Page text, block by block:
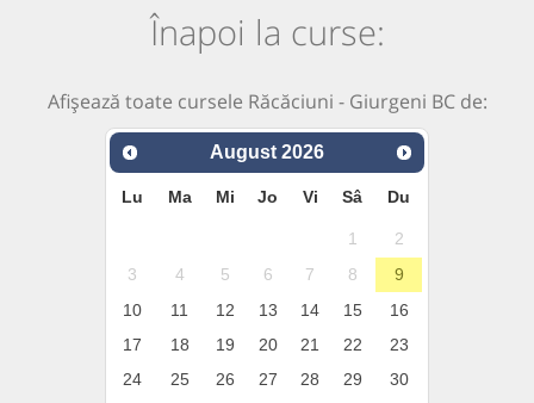
Înapoi la curse:
Afișează toate cursele Răcăciuni - Giurgeni BC de:
August 2026
Lu Ma Mi Jo Vi Sâ Du
1
2
3
4 5 6 7 8
9
10
11 12 13 14 15
16
17
18 19 20 21 22
23
24
25 26 27 28 29
30